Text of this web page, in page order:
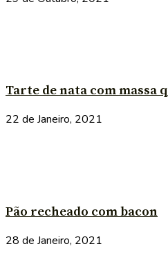
Tarte de nata com massa
22 de Janeiro, 2021
Pão recheado com bacon
28 de Janeiro, 2021